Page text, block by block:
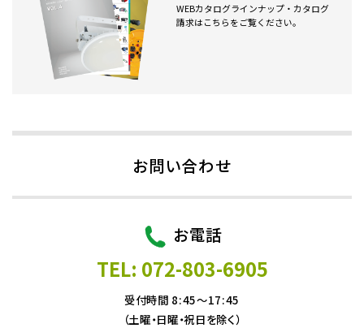
WEBカタログラインナップ・カタログ
請求はこちらをご覧ください。
お問い合わせ
お電話
TEL: 072-803-6905
受付時間 8:45～17:45
（土曜・日曜・祝日を除く）